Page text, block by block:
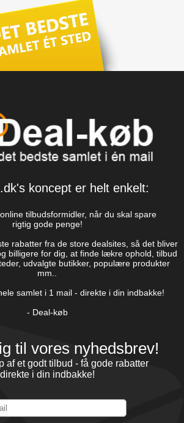
koncept er helt enkelt:
tilbudsformidler, når du skal spare
rigtig gode penge!
rabatter fra de store dealsites, så det bliver
billigere for dig, at finde lækre ophold, tilbud
udvalgte butikker, populære produkter
mm..
samlet i 1 mail - direkte i din indbakke!
- Deal-køb
til vores nyhedsbrev!
af et godt tilbud - få gode rabatter
direkte i din indbakke!